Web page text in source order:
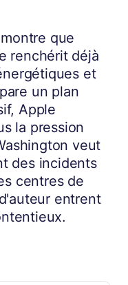
que
renchérit déjà
et
un plan
Apple
la pression
veut
des incidents
centres de
entrent